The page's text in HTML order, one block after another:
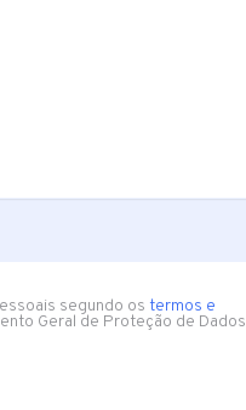
segundo os termos e
Geral de Proteção de Dados